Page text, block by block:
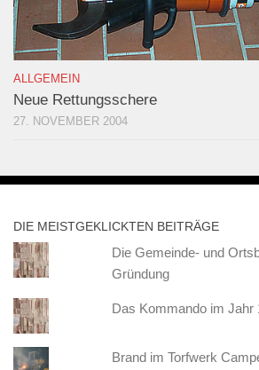
ALLGEMEIN
Neue Rettungsschere
27. NOVEMBER 2004
DIE MEISTGEKLICKTEN BEITRÄGE
Die Gemeinde- und
Gründung
Das Kommando im Jahr
Brand im Torfwerk